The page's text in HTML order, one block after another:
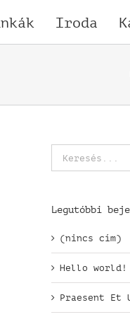
Iroda
Legutóbbi
(nincs cím)
Hello world!
Praesent Et